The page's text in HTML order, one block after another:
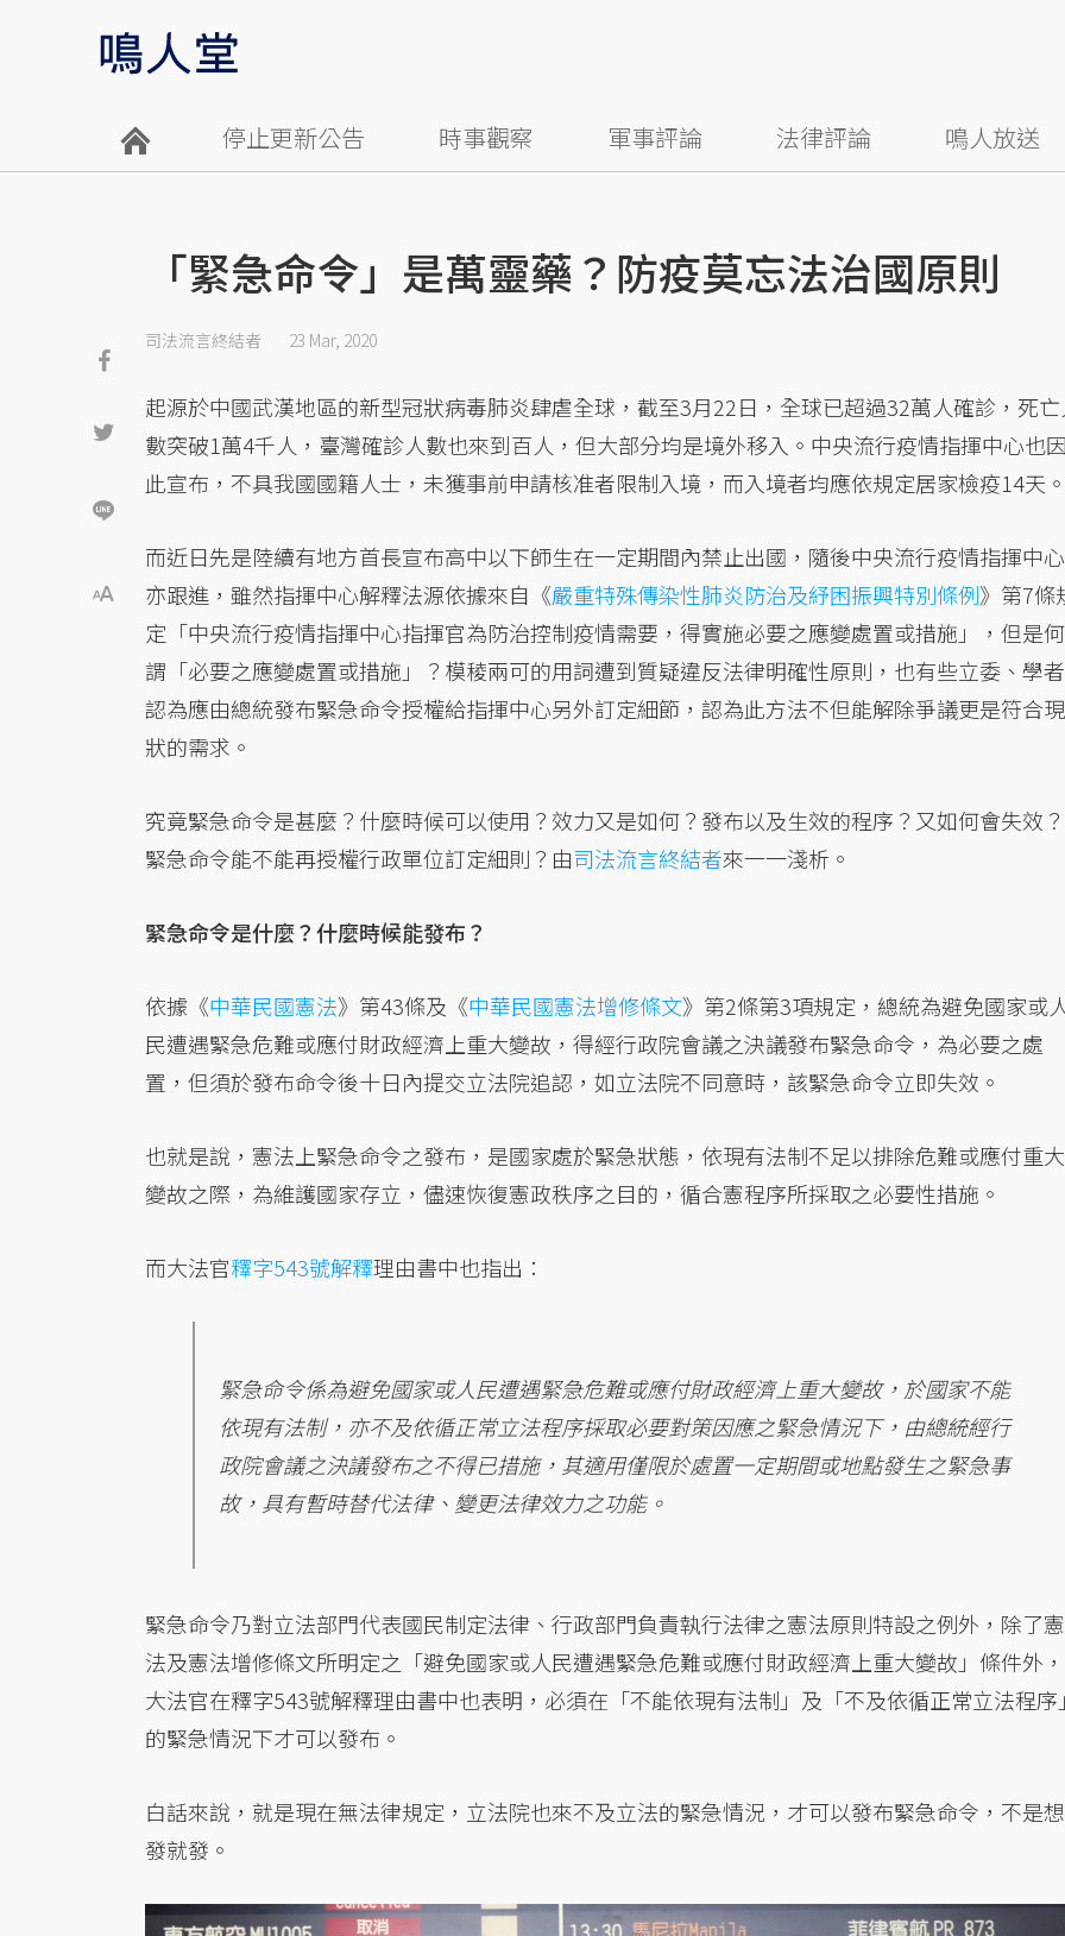
停止更新公告 時事觀察 軍事評論 法律評論 鳴人放送
「緊急命令」是萬靈藥？防疫莫忘法治國原則
司法流言終結者 23 Mar, 2020
起源於中國武漢地區的新型冠狀病毒肺炎肆虐全球，截至3月22日，全球已超過32萬人確診，死
數突破1萬4千人，臺灣確診人數也來到百人，但大部分均是境外移入。中央流行疫情指揮中心也
此宣布，不具我國國籍人士，未獲事前申請核准者限制入境，而入境者均應依規定居家檢疫14天
而近日先是陸續有地方首長宣布高中以下師生在一定期間內禁止出國，隨後中央流行疫情指揮中心
亦跟進，雖然指揮中心解釋法源依據來自《嚴重特殊傳染性肺炎防治及紓困振興特別條例》第7條
定「中央流行疫情指揮中心指揮官為防治控制疫情需要，得實施必要之應變處置或措施」，但是何
謂「必要之應變處置或措施」？模稜兩可的用詞遭到質疑違反法律明確性原則，也有些立委、學者
認為應由總統發布緊急命令授權給指揮中心另外訂定細節，認為此方法不但能解除爭議更是符合現
狀的需求。
究竟緊急命令是甚麼？什麼時候可以使用？效力又是如何？發布以及生效的程序？又如何會失效？
緊急命令能不能再授權行政單位訂定細則？由司法流言終結者來一一淺析。
緊急命令是什麼？什麼時候能發布？
依據《中華民國憲法》第43條及《中華民國憲法增修條文》第2條第3項規定，總統為避免國家或
民遭遇緊急危難或應付財政經濟上重大變故，得經行政院會議之決議發布緊急命令，為必要之處
置，但須於發布命令後十日內提交立法院追認，如立法院不同意時，該緊急命令立即失效。
也就是說，憲法上緊急命令之發布，是國家處於緊急狀態，依現有法制不足以排除危難或應付重大
變故之際，為維護國家存立，儘速恢復憲政秩序之目的，循合憲程序所採取之必要性措施。
而大法官釋字543號解釋理由書中也指出：
緊急命令係為避免國家或人民遭遇緊急危難或應付財政經濟上重大變故，於國家不能
依現有法制，亦不及依循正常立法程序採取必要對策因應之緊急情況下，由總統經行
政院會議之決議發布之不得已措施，其適用僅限於處置一定期間或地點發生之緊急事
故，具有暫時替代法律、變更法律效力之功能。
緊急命令乃對立法部門代表國民制定法律、行政部門負責執行法律之憲法原則特設之例外，除了憲
法及憲法增修條文所明定之「避免國家或人民遭遇緊急危難或應付財政經濟上重大變故」條件外，
大法官在釋字543號解釋理由書中也表明，必須在「不能依現有法制」及「不及依循正常立法程序
的緊急情況下才可以發布。
白話來說，就是現在無法律規定，立法院也來不及立法的緊急情況，才可以發布緊急命令，不是想
發就發。